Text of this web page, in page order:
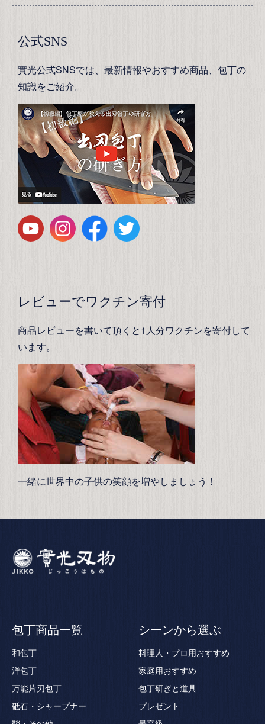
公式SNS
實光公式SNSでは、最新情報やおすすめ商品、包丁の
知識をご紹介。
レビューでワクチン寄付
商品レビューを書いて頂くと1人分ワクチンを寄付して
います。
一緒に世界中の子供の笑顔を増やしましょう！
包丁商品一覧
和包丁
洋包丁
万能片刃包丁
砥石・シャープナー
シーンから選ぶ
料理人・プロ用おすすめ
家庭用おすすめ
包丁研ぎと道具
プレゼント